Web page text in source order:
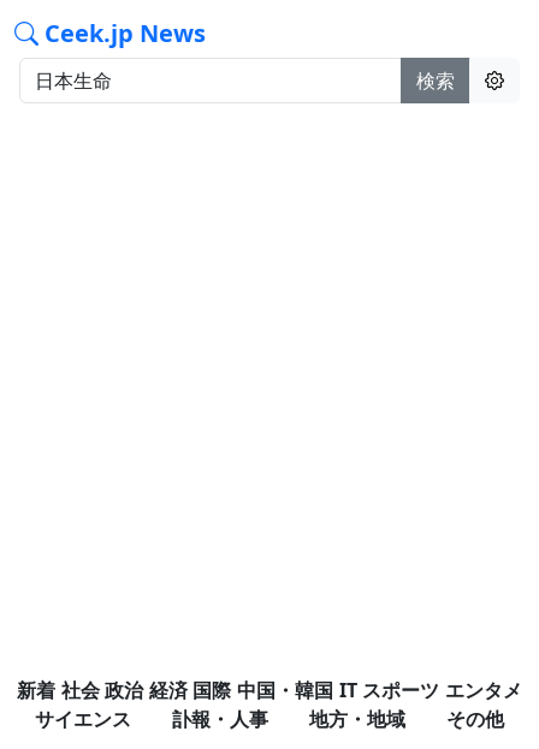
Ceek.jp News
検索
新着 社会 政治 経済 国際 中国・韓国 IT スポーツ エンタメ
サイエンス
訃報・人事 地方・地域 その他